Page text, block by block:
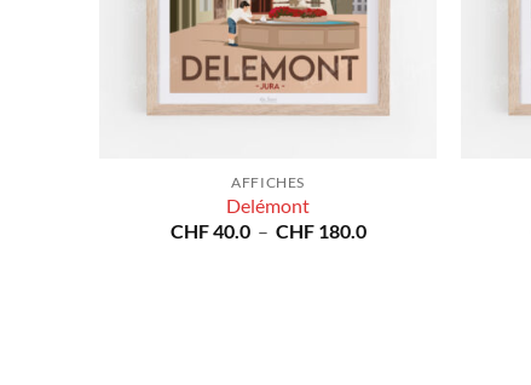
AFFICHES
Delémont
CHF40.0 – CHF180.0Plage